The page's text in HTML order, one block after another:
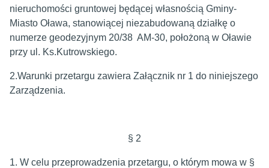
nieruchomości gruntowej będącej własnością Gminy-
Miasto Oława, stanowiącej niezabudowaną działkę o
numerze geodezyjnym 20/38 AM-30, położoną w Oławie
przy ul. Ks.Kutrowskiego.
2.Warunki przetargu zawiera Załącznik nr 1 do niniejszego
Zarządzenia.
§ 2
1. W celu przeprowadzenia przetargu, o którym mowa w §